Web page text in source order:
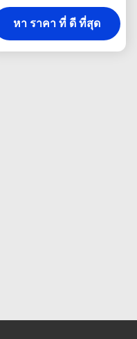
สําหรับ ISUZU NKR JAC
1040 8-97859100-0
8978591000
หา ราคา ที่ ดี ที่สุด